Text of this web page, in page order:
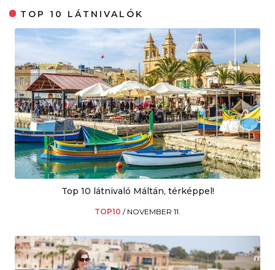
TOP 10 LÁTNIVALÓK
Top 10 látnivaló Máltán, térképpel!
TOP10 / NOVEMBER 11.